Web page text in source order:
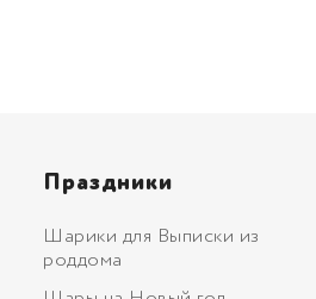
Праздники
Шарики для Выписки из
роддома